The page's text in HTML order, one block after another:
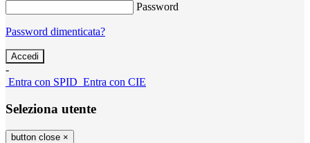
Password
Password dimenticata?
-
Entra con SPID Entra con CIE
Seleziona utente
button close ×